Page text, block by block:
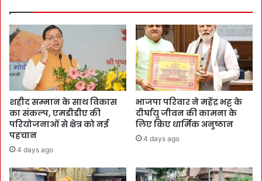
शहीद सम्मान के साथ विकास
का संकल्प, एमडीडीए की
परियोजनाओं से क्षेत्र को नई
पहचान
4 days ago
भाजपा परिवार ने महेंद्र भट्ट के
दीर्घायु जीवन की कामना के
लिए किए धार्मिक अनुष्ठान
4 days ago